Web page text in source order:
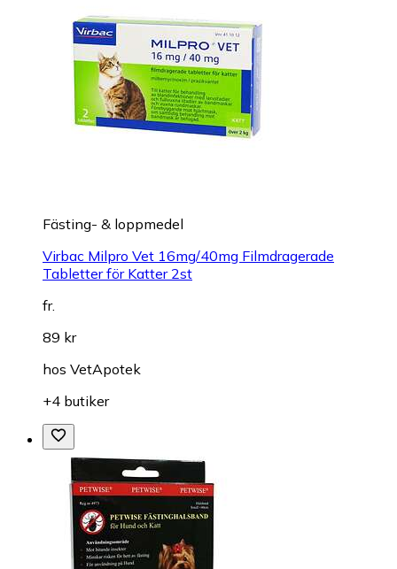
Fästing- & loppmedel
Virbac Milpro Vet 16mg/40mg Filmdragerade
Tabletter för Katter 2st
fr.
89 kr
hos VetApotek
+4 butiker